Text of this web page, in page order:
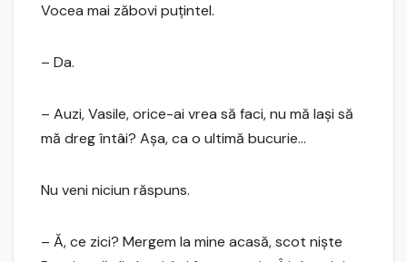
Vocea mai zăbovi puţintel.
– Da.
– Auzi, Vasile, orice-ai vrea să faci, nu mă laşi să
mă dreg întâi? Aşa, ca o ultimă bucurie…
Nu veni niciun răspuns.
– Ă, ce zici? Mergem la mine acasă, scot nişte